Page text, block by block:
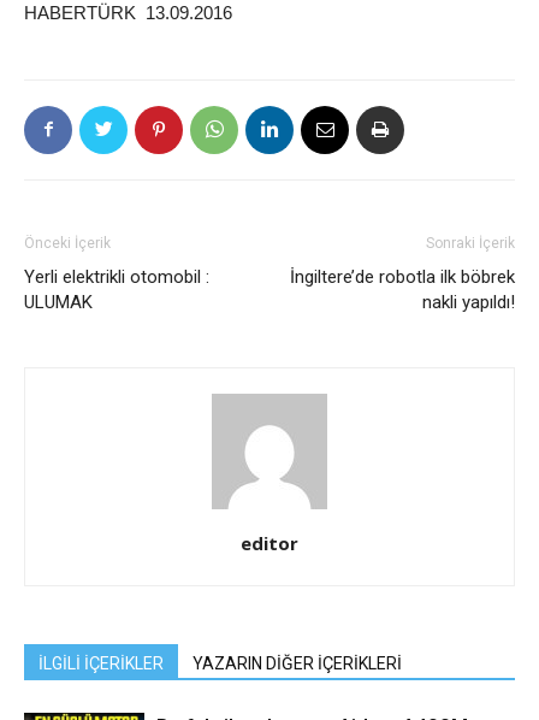
HABERTÜRK 13.09.2016
Önceki İçerik
Yerli elektrikli otomobil :
ULUMAK
Sonraki İçerik
İngiltere’de robotla ilk böbrek
nakli yapıldı!
editor
İLGİLİ İÇERİKLER YAZARIN DİĞER İÇERİKLERİ